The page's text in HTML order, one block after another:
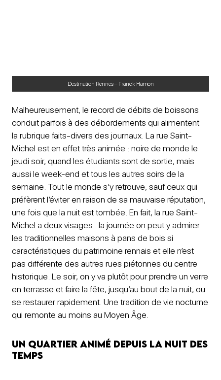
Destination Rennes – Franck Hamon
Malheureusement, le record de débits de boissons
conduit parfois à des débordements qui alimentent
la rubrique faits-divers des journaux. La rue Saint-
Michel est en effet très animée : noire de monde le
jeudi soir, quand les étudiants sont de sortie, mais
aussi le week-end et tous les autres soirs de la
semaine. Tout le monde s’y retrouve, sauf ceux qui
préfèrent l’éviter en raison de sa mauvaise réputation,
une fois que la nuit est tombée. En fait, la rue Saint-
Michel a deux visages : la journée on peut y admirer
les traditionnelles maisons à pans de bois si
caractéristiques du patrimoine rennais et elle n’est
pas différente des autres rues piétonnes du centre
historique. Le soir, on y va plutôt pour prendre un verre
en terrasse et faire la fête, jusqu’au bout de la nuit, ou
se restaurer rapidement. Une tradition de vie nocturne
qui remonte au moins au Moyen Âge.
Un quartier animé depuis la nuit des
temps